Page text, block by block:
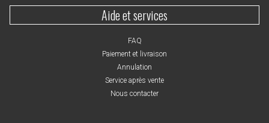
Aide et services
FAQ
Paiement et livraison
Annulation
Service après vente
Nous contacter